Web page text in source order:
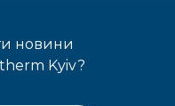
новини
Kyiv?